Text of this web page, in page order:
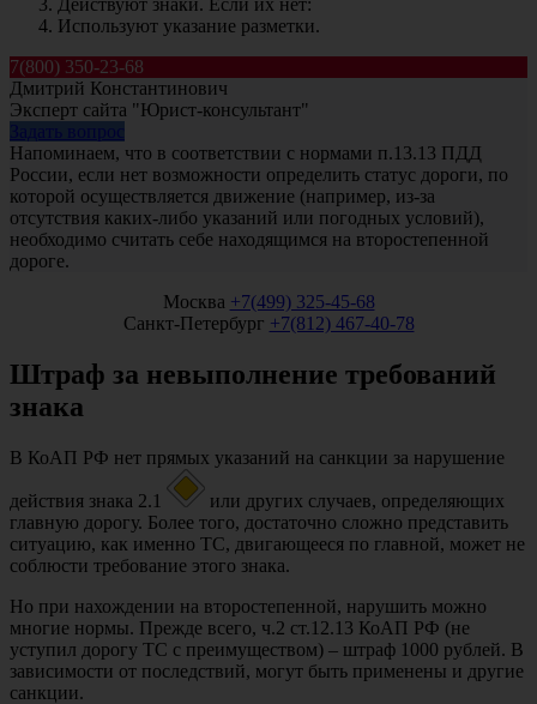
Используют указание разметки.
7(800) 350-23-68
Дмитрий Константинович
Эксперт сайта "Юрист-консультант"
Напоминаем, что в соответствии с нормами п.13.13 ПДД
России, если нет возможности определить статус дороги, по
которой осуществляется движение (например, из-за
отсутствия каких-либо указаний или погодных условий),
необходимо считать себе находящимся на второстепенной
дороге.
Москва +7(499) 325-45-68
Санкт-Петербург +7(812) 467-40-78
Штраф за невыполнение требований
знака
В КоАП РФ нет прямых указаний на санкции за нарушение
действия знака 2.1
или других случаев, определяющих
главную дорогу. Более того, достаточно сложно представить
ситуацию, как именно ТС, двигающееся по главной, может не
соблюсти требование этого знака.
Но при нахождении на второстепенной, нарушить можно
многие нормы. Прежде всего, ч.2 ст.12.13 КоАП РФ (не
уступил дорогу ТС с преимуществом) – штраф 1000 рублей. В
зависимости от последствий, могут быть применены и другие
санкции.